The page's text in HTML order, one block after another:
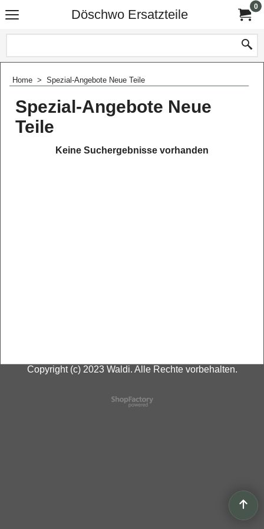
Döschwo Ersatzteile
0
Home > Spezial-Angebote Neue Teile
Spezial-Angebote Neue
Teile
Keine Suchergebnisse vorhanden
Copyright (c) 2023 Waldi. Alle Rechte vorbehalten.
WebShop erstellt mit
ShopFactory Shop